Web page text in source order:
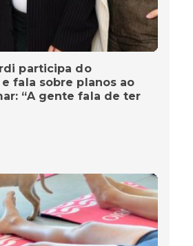
participa do
fala sobre planos ao
“A gente fala de ter